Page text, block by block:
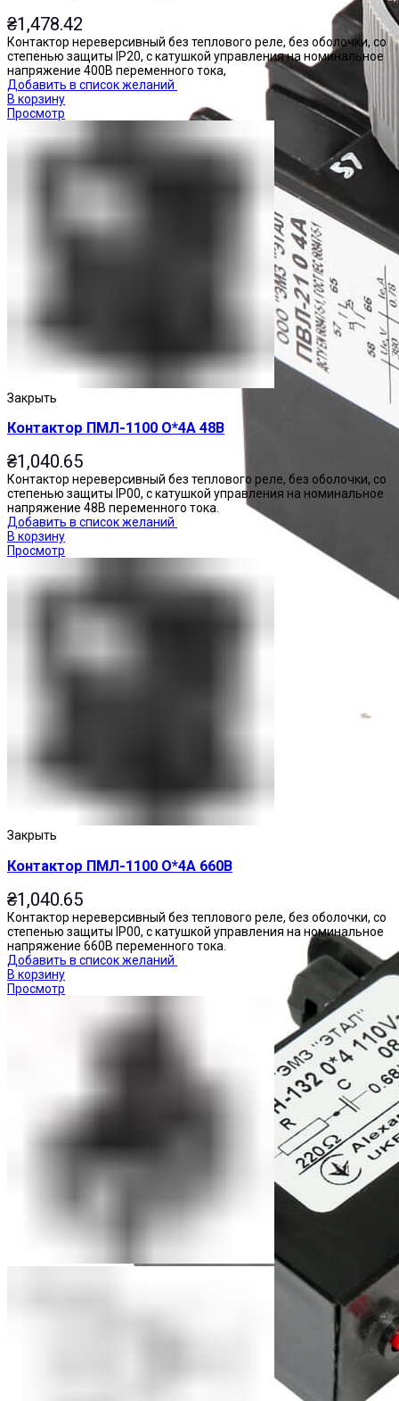
₴1,478.42
Контактор нереверсивный без теплового реле, без оболочки, со
степенью защиты IP20, с катушкой управления на номинальное
напряжение 400В переменного тока,
Добавить в список желаний
В корзину
Просмотр
Закрыть
Контактор ПМЛ-1100 О*4А 48В
₴1,040.65
Контактор нереверсивный без теплового реле, без оболочки, со
степенью защиты IP00, с катушкой управления на номинальное
напряжение 48В переменного тока.
Добавить в список желаний
В корзину
Просмотр
Закрыть
Контактор ПМЛ-1100 О*4А 660В
₴1,040.65
Контактор нереверсивный без теплового реле, без оболочки, со
степенью защиты IP00, с катушкой управления на номинальное
напряжение 660В переменного тока.
Добавить в список желаний
В корзину
Просмотр